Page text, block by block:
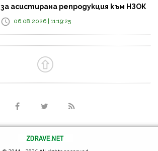
за асистирана репродукция към НЗОК
06.08.2026 | 11:19:25